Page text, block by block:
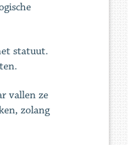
statuut.
vallen ze
zolang